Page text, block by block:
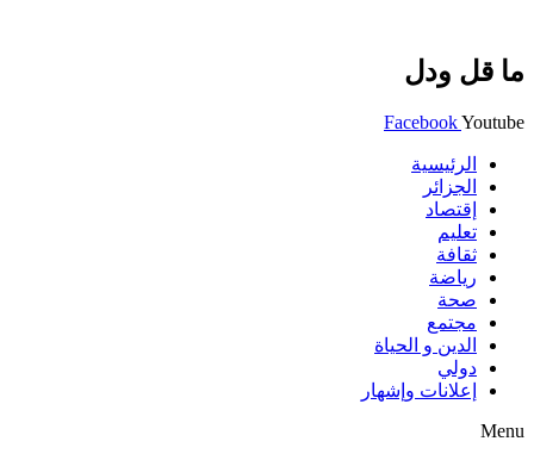
ما قل ودل
FacebookYoutube
الرئيسية
الجزائر
إقتصاد
تعليم
ثقافة
رياضة
صحة
مجتمع
الدين و الحياة
دولي
إعلانات وإشهار
Menu